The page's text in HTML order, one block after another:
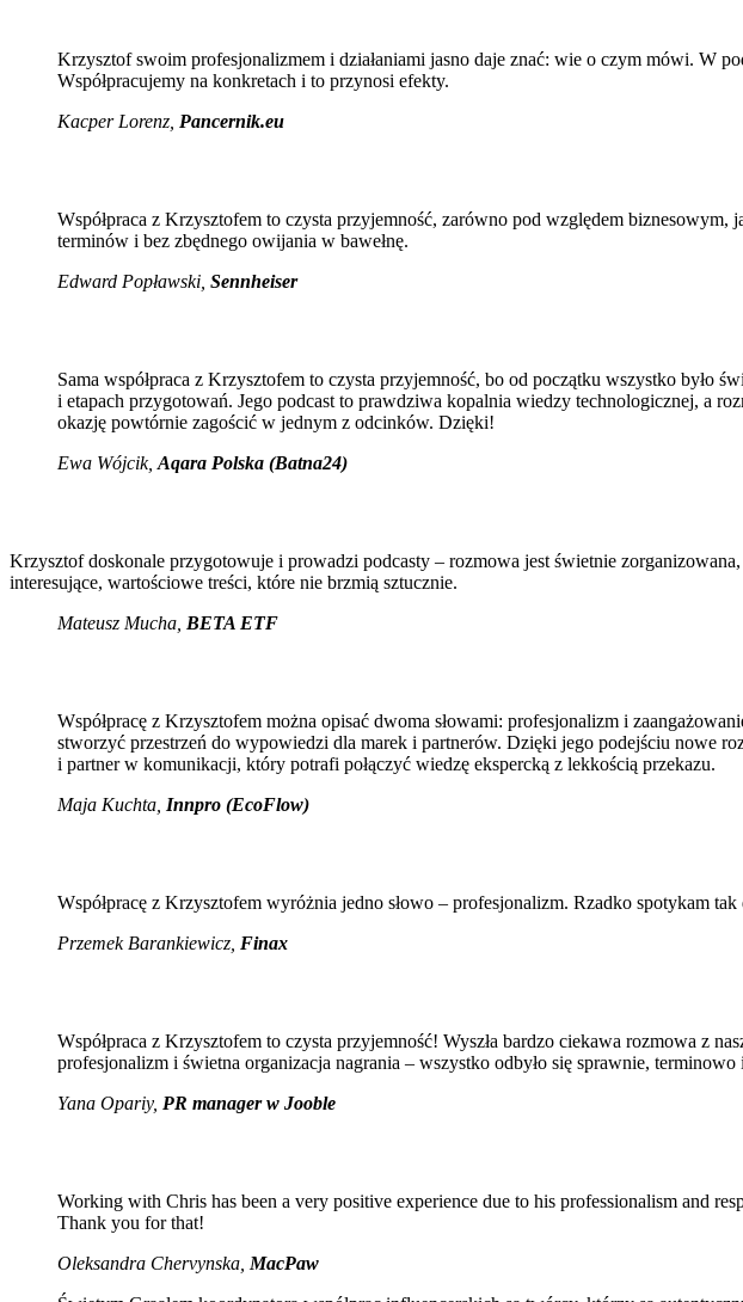
Krzysztof swoim profesjonalizmem i działaniami jasno daje znać: wie o czym mówi. W
Współpracujemy na konkretach i to przynosi efekty.
Kacper Lorenz, Pancernik.eu
Współpraca z Krzysztofem to czysta przyjemność, zarówno pod względem
terminów i bez zbędnego owijania w bawełnę.
Edward Popławski, Sennheiser
Sama współpraca z Krzysztofem to czysta przyjemność, bo od początku wszystko było
i etapach przygotowań. Jego podcast to prawdziwa kopalnia wiedzy technologicznej, a
okazję powtórnie zagościć w jednym z odcinków. Dzięki!
Ewa Wójcik, Aqara Polska (Batna24)
Krzysztof doskonale przygotowuje i prowadzi podcasty – rozmowa jest świetnie
interesujące, wartościowe treści, które nie brzmią sztucznie.
Mateusz Mucha BETA ETF
Współpracę z Krzysztofem można opisać dwoma słowami: profesjonalizm i
stworzyć przestrzeń do wypowiedzi dla marek i partnerów. Dzięki jego podejściu nowe
i partner w komunikacji, który potrafi połączyć wiedzę ekspercką z lekkością przekazu.
Maja Kuchta Innpro (EcoFlow)
Współpracę z Krzysztofem wyróżnia jedno słowo – profesjonalizm. Rzadko spotykam
Przemek Barankiewicz, Finax
Współpraca z Krzysztofem to czysta przyjemność! Wyszła bardzo ciekawa rozmowa z
profesjonalizm i świetna organizacja nagrania – wszystko odbyło się sprawnie,
Yana Opariy, PR manager w Jooble
Working with Chris has been a very positive experience due to his professionalism and
Thank you for that!
Oleksandra Chervynska, MacPaw